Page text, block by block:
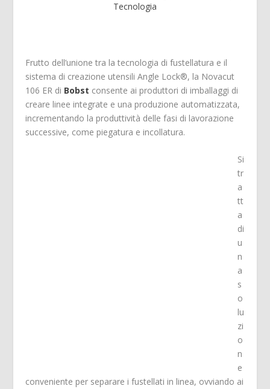
Tecnologia
Frutto dell’unione tra la tecnologia di fustellatura e il
sistema di creazione utensili Angle Lock®, la Novacut
106 ER di Bobst consente ai produttori di imballaggi di
creare linee integrate e una produzione automatizzata,
incrementando la produttività delle fasi di lavorazione
successive, come piegatura e incollatura.
Si
tr
a
tt
a
di
u
n
a
s
o
lu
zi
o
n
e
conveniente per separare i fustellati in linea, ovviando ai